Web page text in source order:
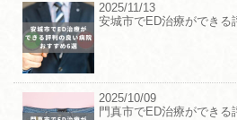
2025/11/13
安城市でED治療ができる
2025/10/09
門真市でED治療ができ